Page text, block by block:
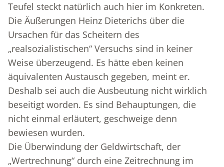
Teufel steckt natürlich auch hier im Konkreten.
Die Äußerungen Heinz Dieterichs über die
Ursachen für das Scheitern des
„realsozialistischen“ Versuchs sind in keiner
Weise überzeugend. Es hätte eben keinen
äquivalenten Austausch gegeben, meint er.
Deshalb sei auch die Ausbeutung nicht wirklich
beseitigt worden. Es sind Behauptungen, die
nicht einmal erläutert, geschweige denn
bewiesen wurden.
Die Überwindung der Geldwirtschaft, der
„Wertrechnung“ durch eine Zeitrechnung im